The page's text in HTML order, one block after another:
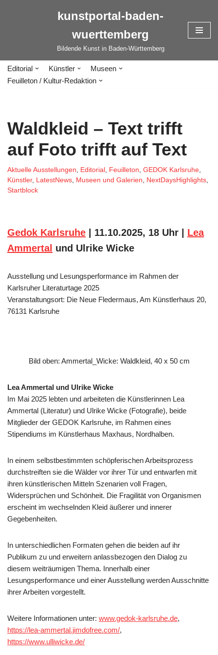
kunstportal-baden-
wuerttemberg
Bildende Kunst in Baden-Württemberg
Editorial Künstler
Museen
Feuilleton / Kultur-Redaktion
Waldkleid – Text trifft
auf Foto trifft auf Text
Aktuelle Ausstellungen, Editorial , Feuilleton, GEDOK Karlsruhe,
Künstler, LatestNews, Museen und Galerien, NextDaysHighlights,
Startblock
Gedok Karlsruhe | 11.10.2025, 18 Uhr | Lea
Ammertal und Ulrike Wicke
Ausstellung und Lesungsperformance im Rahmen der
Karlsruher Literaturtage 2025
Veranstaltungsort: Die Neue Fledermaus, Am Künstlerhaus 20,
76131 Karlsruhe
Bild oben: Ammertal_Wicke: Waldkleid, 40 x 50 cm
Lea Ammertal und Ulrike Wicke
Im Mai 2025 lebten und arbeiteten die Künstlerinnen Lea
Ammertal (Literatur) und Ulrike Wicke (Fotografie), beide
Mitglieder der GEDOK Karlsruhe, im Rahmen eines
Stipendiums im Künstlerhaus Maxhaus, Nordhalben.
In einem selbstbestimmten schöpferischen Arbeitsprozess
durchstreiften sie die Wälder vor ihrer Tür und entwarfen mit
ihren künstlerischen Mitteln Szenarien voll Fragen,
Widersprüchen und Schönheit. Die Fragilität von Organismen
erscheint im wechselnden Kleid äußerer und innerer
Gegebenheiten.
In unterschiedlichen Formaten gehen die beiden auf ihr
Publikum zu und erweitern anlassbezogen den Dialog zu
diesem weiträumigen Thema. Innerhalb einer
Lesungsperformance und einer Ausstellung werden Ausschnitte
ihrer Arbeiten vorgestellt.
Weitere Informationen unter: www.gedok-karlsruhe.de,
https://lea-ammertal.jimdofree.com/,
https://www.ulliwicke.de/